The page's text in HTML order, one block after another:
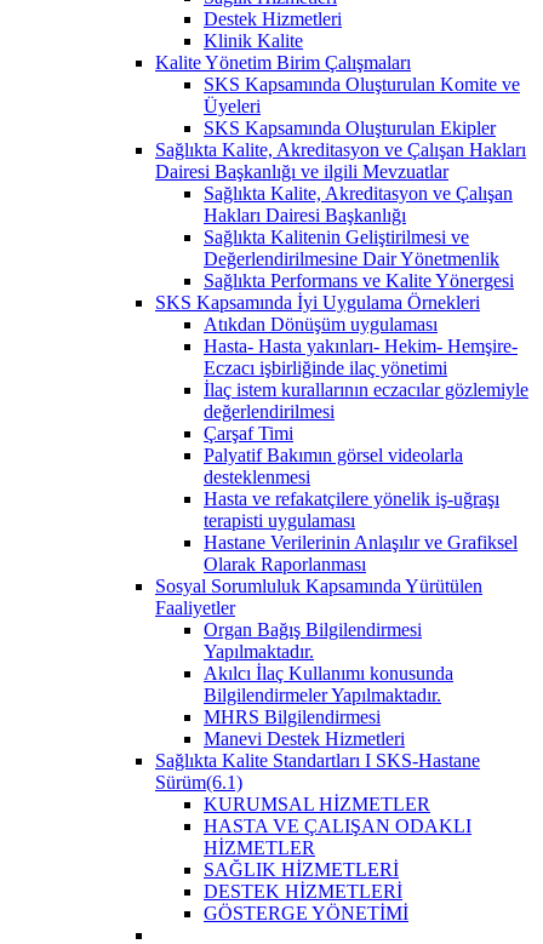
Destek Hizmetleri
Klinik Kalite
Kalite Yönetim Birim Çalışmaları
SKS Kapsamında Oluşturulan Komite ve
Üyeleri
SKS Kapsamında Oluşturulan Ekipler
Sağlıkta Kalite, Akreditasyon ve Çalışan Hakları
Dairesi Başkanlığı ve ilgili Mevzuatlar
Sağlıkta Kalite, Akreditasyon ve Çalışan
Hakları Dairesi Başkanlığı
Sağlıkta Kalitenin Geliştirilmesi ve
Değerlendirilmesine Dair Yönetmenlik
Sağlıkta Performans ve Kalite Yönergesi
SKS Kapsamında İyi Uygulama Örnekleri
Atıkdan Dönüşüm uygulaması
Hasta- Hasta yakınları- Hekim- Hemşire-
Eczacı işbirliğinde ilaç yönetimi
İlaç istem kurallarının eczacılar gözlemiyle
değerlendirilmesi
Çarşaf Timi
Palyatif Bakımın görsel videolarla
desteklenmesi
Hasta ve refakatçilere yönelik iş-uğraşı
terapisti uygulaması
Hastane Verilerinin Anlaşılır ve Grafiksel
Olarak Raporlanması
Sosyal Sorumluluk Kapsamında Yürütülen
Faaliyetler
Organ Bağış Bilgilendirmesi
Yapılmaktadır.
Akılcı İlaç Kullanımı konusunda
Bilgilendirmeler Yapılmaktadır.
MHRS Bilgilendirmesi
Manevi Destek Hizmetleri
Sağlıkta Kalite Standartları I SKS-Hastane
Sürüm(6.1)
KURUMSAL HİZMETLER
HASTA VE ÇALIŞAN ODAKLI
HİZMETLER
SAĞLIK HİZMETLERİ
DESTEK HİZMETLERİ
GÖSTERGE YÖNETİMİ